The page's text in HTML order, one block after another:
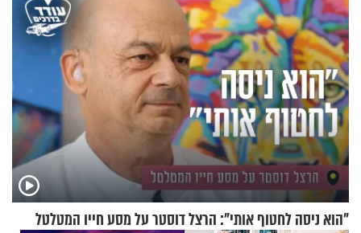
"הוא ניסה לחטוף אותי": הרצל דוסטר על מסע חייו המטלטל